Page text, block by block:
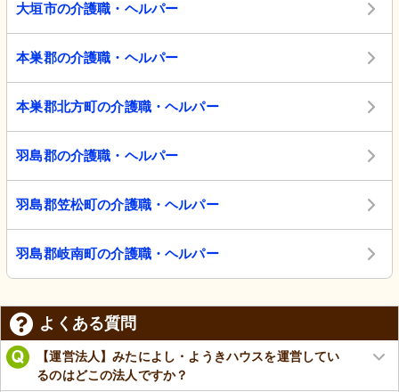
大垣市の介護職・ヘルパー
本巣郡の介護職・ヘルパー
本巣郡北方町の介護職・ヘルパー
羽島郡の介護職・ヘルパー
羽島郡笠松町の介護職・ヘルパー
羽島郡岐南町の介護職・ヘルパー
よくある質問
【運営法人】みたによし・ようきハウスを運営してい
るのはどこの法人ですか？